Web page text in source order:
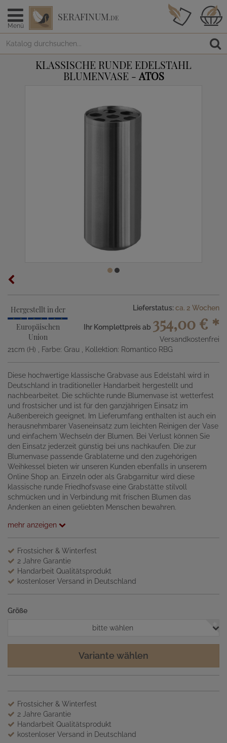
Menü
SERAFINUM.DE
KLASSISCHE RUNDE EDELSTAHL
BLUMENVASE - ATOS
Hergestellt in der
Europäischen
Union
Lieferstatus: ca. 2 Wochen
Ihr Komplettpreis ab 354,00 € *
Versandkostenfrei
21cm (H)
, Farbe: Grau , Kollektion: Romantico RBG
Diese hochwertige klassische Grabvase aus Edelstahl wird in
Deutschland in traditioneller Handarbeit hergestellt und
nachbearbeitet. Die schlichte runde Blumenvase ist wetterfest
und frostsicher und ist für den ganzjährigen Einsatz im
Außenbereich geeignet. Im Lieferumfang enthalten ist auch ein
herausnehmbarer Vaseneinsatz zum leichten Reinigen der Vase
und einfachem Wechseln der Blumen. Bei Verlust können Sie
den Einsatz jederzeit günstig bei uns nachkaufen. Die zur
Blumenvase passende Grablaterne und den zugehörigen
Weihkessel bieten wir unseren Kunden ebenfalls in unserem
Online Shop an. Einzeln oder als Grabgarnitur wird diese
klassische runde Friedhofsvase eine Grabstätte stilvoll
schmücken und in Verbindung mit frischen Blumen das
Andenken an einen geliebten Menschen bewahren.
mehr anzeigen
Frostsicher & Winterfest
2 Jahre Garantie
Handarbeit Qualitätsprodukt
kostenloser Versand in Deutschland
Größe
bitte wählen
Variante wählen
Frostsicher & Winterfest
2 Jahre Garantie
Handarbeit Qualitätsprodukt
kostenloser Versand in Deutschland